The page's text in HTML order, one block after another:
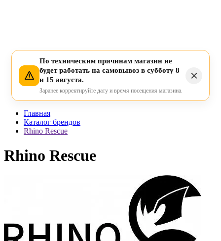
По техническим причинам магазин не
будет работать на самовывоз в субботу 8
и 15 августа.
Заранее корректируйте дату и время посещения магазина.
Главная
Каталог брендов
Rhino Rescue
Rhino Rescue